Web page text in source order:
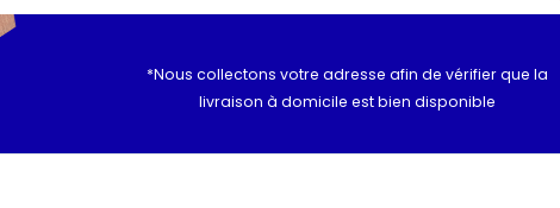
Utilisation et
*Nous collectons votre adresse afin de vérifier que la
livraison à domicile est bien disponible